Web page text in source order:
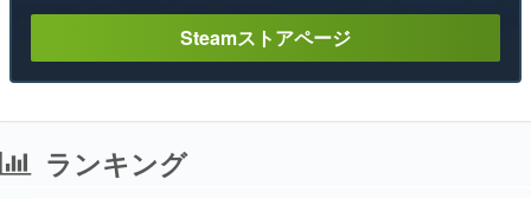
Steamストアページ
ランキング